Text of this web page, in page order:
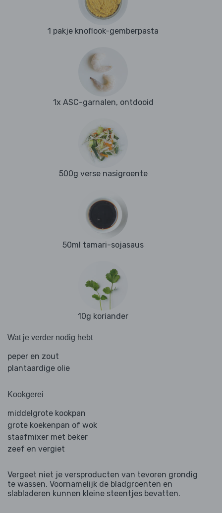
1 pakje knoflook-gemberpasta
1x ASC-garnalen, ontdooid
500g verse nasigroente
50ml tamari-sojasaus
10g koriander
Wat je verder nodig hebt
peper en zout
plantaardige olie
Kookgerei
middelgrote kookpan
grote koekenpan of wok
staafmixer met beker
zeef en vergiet
Vergeet niet je versproducten van tevoren grondig
te wassen. Voornamelijk de bladgroenten en
slabladeren kunnen kleine steentjes bevatten.